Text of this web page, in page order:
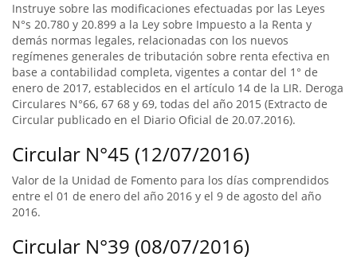
Instruye sobre las modificaciones efectuadas por las Leyes
N°s 20.780 y 20.899 a la Ley sobre Impuesto a la Renta y
demás normas legales, relacionadas con los nuevos
regímenes generales de tributación sobre renta efectiva en
base a contabilidad completa, vigentes a contar del 1° de
enero de 2017, establecidos en el artículo 14 de la LIR. Deroga
Circulares N°66, 67 68 y 69, todas del año 2015 (Extracto de
Circular publicado en el Diario Oficial de 20.07.2016).
Circular N°45 (12/07/2016)
Valor de la Unidad de Fomento para los días comprendidos
entre el 01 de enero del año 2016 y el 9 de agosto del año
2016.
Circular N°39 (08/07/2016)